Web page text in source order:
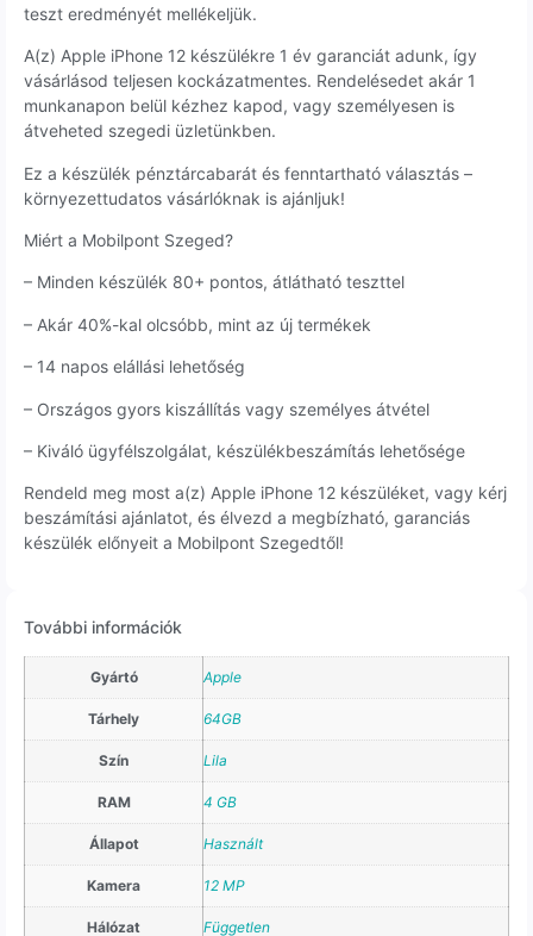
teszt eredményét mellékeljük.
A(z) Apple iPhone 12 készülékre 1 év garanciát adunk, így
vásárlásod teljesen kockázatmentes. Rendelésedet akár 1
munkanapon belül kézhez kapod, vagy személyesen is
átveheted szegedi üzletünkben.
Ez a készülék pénztárcabarát és fenntartható választás –
környezettudatos vásárlóknak is ajánljuk!
Miért a Mobilpont Szeged?
– Minden készülék 80+ pontos, átlátható teszttel
– Akár 40%-kal olcsóbb, mint az új termékek
– 14 napos elállási lehetőség
– Országos gyors kiszállítás vagy személyes átvétel
– Kiváló ügyfélszolgálat, készülékbeszámítás lehetősége
Rendeld meg most a(z) Apple iPhone 12 készüléket, vagy kérj
beszámítási ajánlatot, és élvezd a megbízható, garanciás
készülék előnyeit a Mobilpont Szegedtől!
További információk
Gyártó Apple
Tárhely 64GB
Szín Lila
RAM 4 GB
Állapot Használt
Kamera 12 MP
Hálózat Független